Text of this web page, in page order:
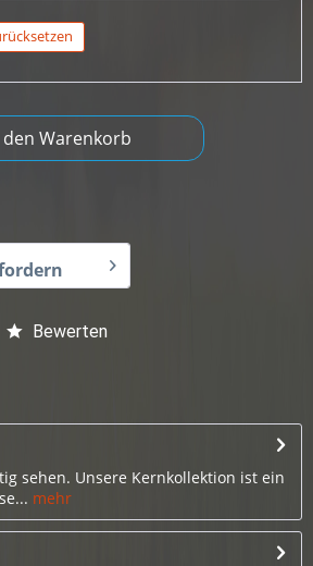
den Warenkorb
Bewerten
sehen. Unsere Kernkollektion ist ein
mehr